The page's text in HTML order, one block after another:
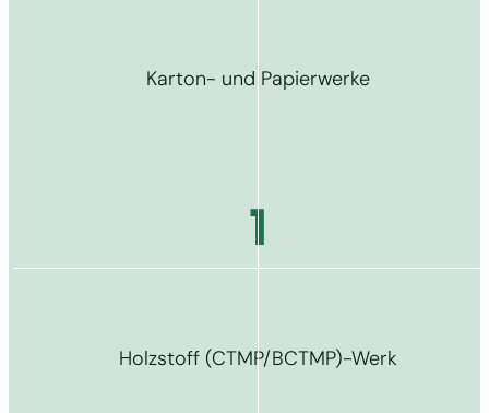
Karton- und Papierwerke
1
Holzstoff (CTMP/BCTMP)-Werk